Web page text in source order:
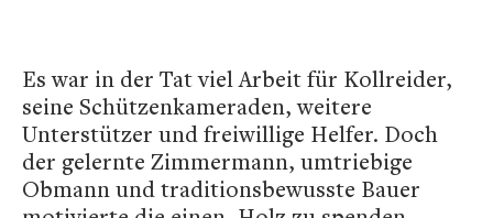
Es war in der Tat viel Arbeit für Kollreider,
seine Schützenkameraden, weitere
Unterstützer und freiwillige Helfer. Doch
der gelernte Zimmermann, umtriebige
Obmann und traditionsbewusste Bauer